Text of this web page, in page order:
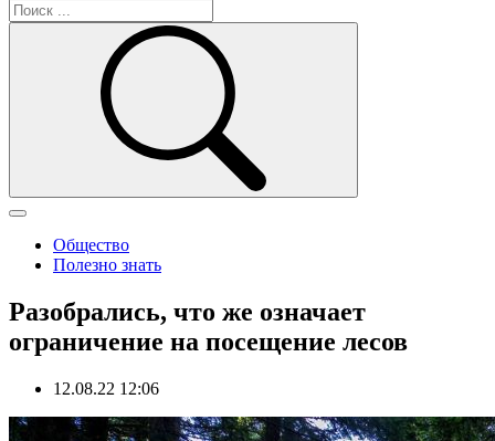
Общество
Полезно знать
Разобрались, что же означает
ограничение на посещение лесов
12.08.22 12:06